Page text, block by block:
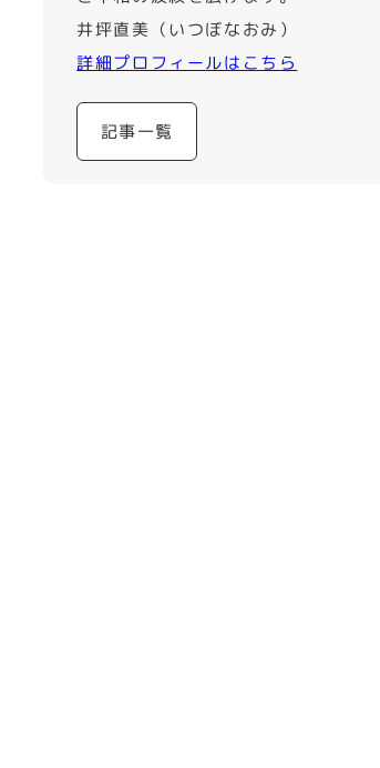
井坪直美（いつぼなおみ）
詳細プロフィールはこちら
記事一覧